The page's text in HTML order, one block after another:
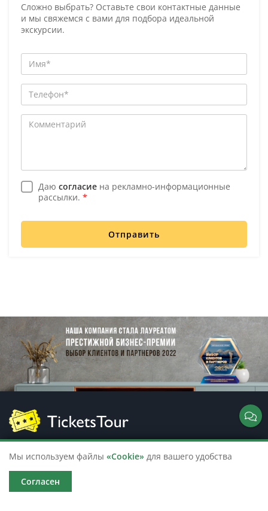
Сложно выбрать? Оставьте свои контактные данные
и мы свяжемся с вами для подбора идеальной
экскурсии.
Даю согласие на рекламно-информационные
рассылки. *
Отправить
8 (800) 200-31-07
@info@ticketstour.ru
Мы используем файлы «Cookie» для вашего удобства
Согласен